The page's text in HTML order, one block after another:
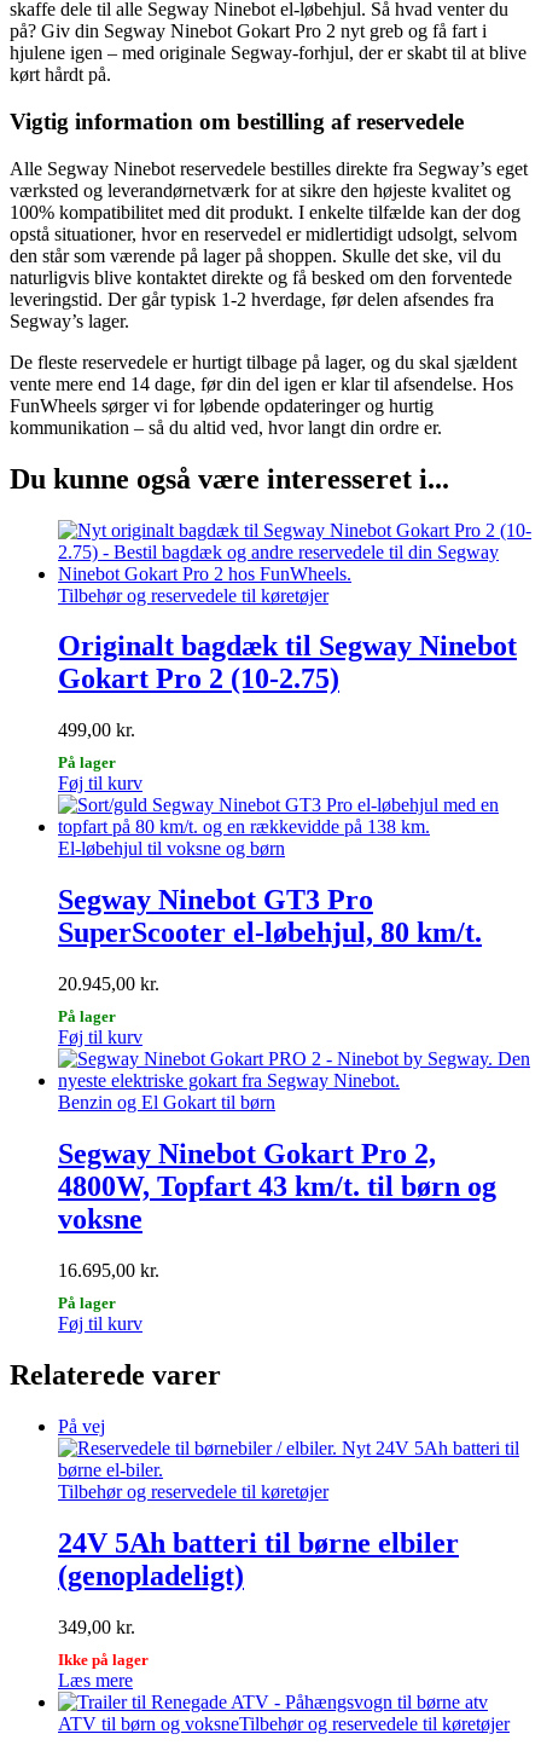
skaffe dele til alle Segway Ninebot el-løbehjul. Så hvad venter du
på? Giv din Segway Ninebot Gokart Pro 2 nyt greb og få fart i
hjulene igen – med originale Segway-forhjul, der er skabt til at blive
kørt hårdt på.
Vigtig information om bestilling af reservedele
Alle Segway Ninebot reservedele bestilles direkte fra Segway’s eget
værksted og leverandørnetværk for at sikre den højeste kvalitet og
100% kompatibilitet med dit produkt. I enkelte tilfælde kan der dog
opstå situationer, hvor en reservedel er midlertidigt udsolgt, selvom
den står som værende på lager på shoppen. Skulle det ske, vil du
naturligvis blive kontaktet direkte og få besked om den forventede
leveringstid. Der går typisk 1-2 hverdage, før delen afsendes fra
Segway’s lager.
De fleste reservedele er hurtigt tilbage på lager, og du skal sjældent
vente mere end 14 dage, før din del igen er klar til afsendelse. Hos
FunWheels sørger vi for løbende opdateringer og hurtig
kommunikation – så du altid ved, hvor langt din ordre er.
Du kunne også være interesseret i...
Tilbehør og reservedele til køretøjer
Originalt bagdæk til Segway Ninebot
Gokart Pro 2 (10-2.75)
499,00 kr.
På lager
Føj til kurv
El-løbehjul til voksne og børn
Segway Ninebot GT3 Pro
SuperScooter el-løbehjul, 80 km/t.
20.945,00 kr.
På lager
Føj til kurv
Benzin og El Gokart til børn
Segway Ninebot Gokart Pro 2,
4800W, Topfart 43 km/t. til børn og
voksne
16.695,00 kr.
På lager
Føj til kurv
Relaterede varer
På vej
Tilbehør og reservedele til køretøjer
24V 5Ah batteri til børne elbiler
(genopladeligt)
349,00 kr.
Ikke på lager
Læs mere
ATV til børn og voksneTilbehør og reservedele til køretøjer